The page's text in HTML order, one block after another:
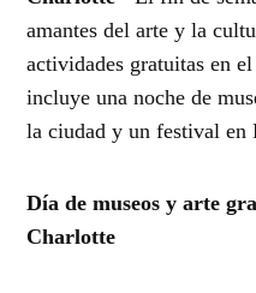
amantes del arte y la
actividades gratuitas en
incluye una noche de
la ciudad y un festival en
Día de museos y arte
Charlotte